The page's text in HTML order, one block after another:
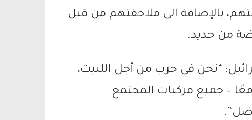
بالإضافة الى ملاحقتهم من قبل
من حديد.
“نحن في حرب من أجل اللبيت،
– جميع مركبات المجتمع